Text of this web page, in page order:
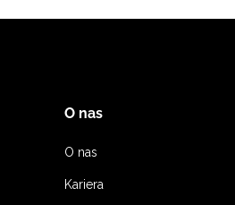
O nas
O nas
Kariera